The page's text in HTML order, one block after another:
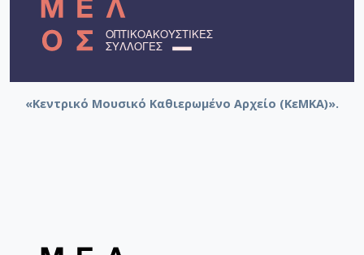
«Κεντρικό Μουσικό Καθιερωμένο Αρχείο (ΚεΜΚΑ)».